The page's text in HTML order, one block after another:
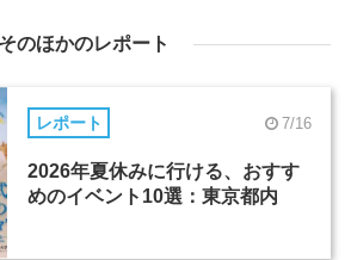
そのほかのレポート
レポート 7/16
2026年夏休みに行ける、おすす
めのイベント10選：東京都内